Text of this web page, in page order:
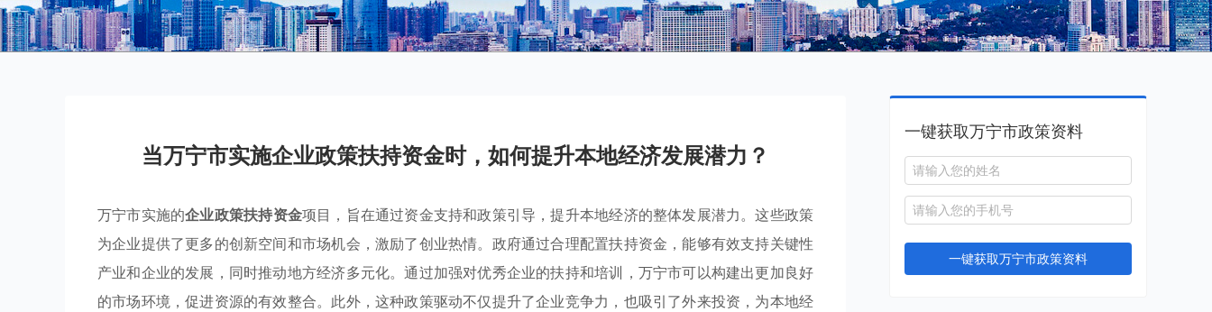
当万宁市实施企业政策扶持资金时，如何提升本地经济发展潜力？
万宁市实施的企业政策扶持资金项目，旨在通过资金支持和政策引导，提升本地经济的整体发展潜力。这些政策
为企业提供了更多的创新空间和市场机会，激励了创业热情。政府通过合理配置扶持资金，能够有效支持关键性
产业和企业的发展，同时推动地方经济多元化。通过加强对优秀企业的扶持和培训，万宁市可以构建出更加良好
的市场环境，促进资源的有效整合。此外，这种政策驱动不仅提升了企业竞争力，也吸引了外来投资，为本地经
一键获取万宁市政策资料
一键获取万宁市政策资料